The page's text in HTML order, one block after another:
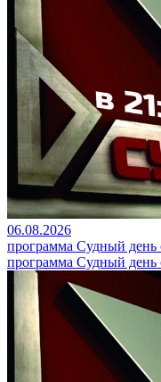
06.08.2026
программа Судный день
программа Судный день